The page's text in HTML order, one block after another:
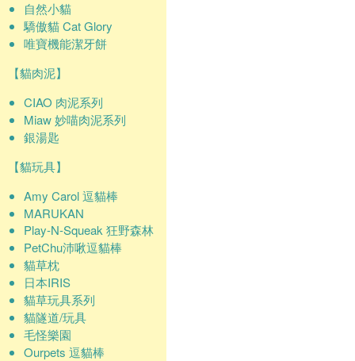
自然小貓
驕傲貓 Cat Glory
唯寶機能潔牙餅
【貓肉泥】
CIAO 肉泥系列
Miaw 妙喵肉泥系列
銀湯匙
【貓玩具】
Amy Carol 逗貓棒
MARUKAN
Play-N-Squeak 狂野森林
PetChu沛啾逗貓棒
貓草枕
日本IRIS
貓草玩具系列
貓隧道/玩具
毛怪樂園
Ourpets 逗貓棒